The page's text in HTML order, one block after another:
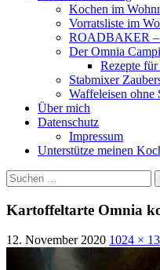
Kochen im
Vorratsliste im
ROADBAKER –
Der Omnia
Rezepte
Stabmixer
Waffeleisen ohne
Über mich
Datenschutz
Impressum
Unterstütze meinen
Suchen
nach:
Kartoffeltarte Omnia
12. November 2020 1024 ×